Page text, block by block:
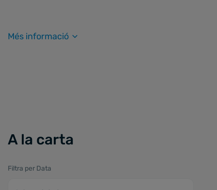
Més informació
A la carta
Filtra per Data